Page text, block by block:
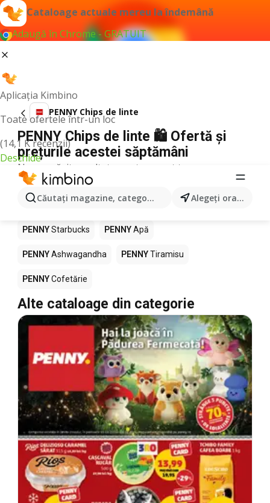
Cataloage actuale mereu la îndemână
Adaugă în Chrome - GRATUIT
Aplicația Kimbino
Toate ofertele într-un loc
(14,1 K recenzii)
Deschide
Căutaţi magazine, categorii, produse... Alegeţi oraşul
PENNY Chips de linte
PENNY Chips de linte 🛍️ Ofertă și
prețurile acestei săptămâni
Nu am găsit rezultate pentru acest termen.
Alte produse în magazine PENNY
PENNY Pizza PENNY Mango LEGO
PENNYStarbucks PENNYApă
PENNYAshwagandha PENNYTiramisu
PENNYCofetărie
Alte cataloage din categorie